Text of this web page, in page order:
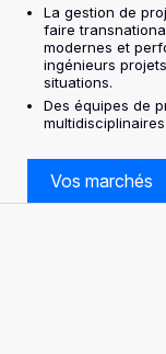
La gestion de
faire
modernes et
ingénieurs
situations.
Des équipes de
multidisciplinaires
Vos marchés